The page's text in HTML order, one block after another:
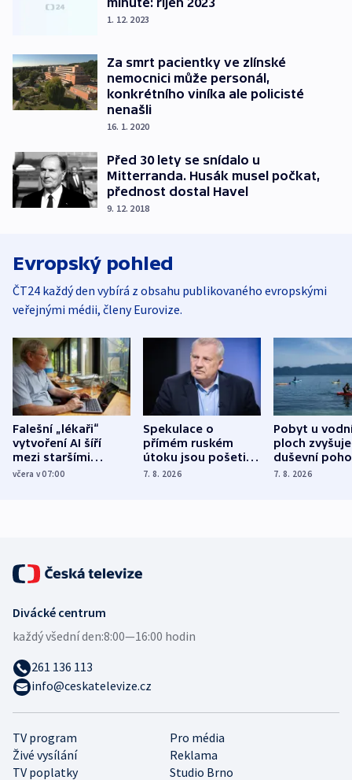
1. 12. 2023
Za smrt pacientky ve zlínské
nemocnici může personál,
konkrétního viníka ale policisté
nenašli
16. 1. 2020
Před 30 lety se snídalo u
Mitterranda. Husák musel počkat,
přednost dostal Havel
9. 12. 2018
Evropský pohled
ČT24 každý den vybírá z obsahu publikovaného evropskými
veřejnými médii, členy Eurovize.
Falešní „lékaři“
vytvoření AI šíří
mezi staršími
Poláky nebezpečné
včera v 07:00
Spekulace o
přímém ruském
útoku jsou pošetilé,
míní estonský
7. 8. 2026
Pobyt u
ploch zvyšuje
duševní
ukázala
7. 8. 2026
TV program
Pro média
Živé vysílání
Reklama
TV poplatky
Studio Brno
Divácké centrum
každý všední den:8:00—16:00 hodin
261 136 113
info@ceskatelevize.cz